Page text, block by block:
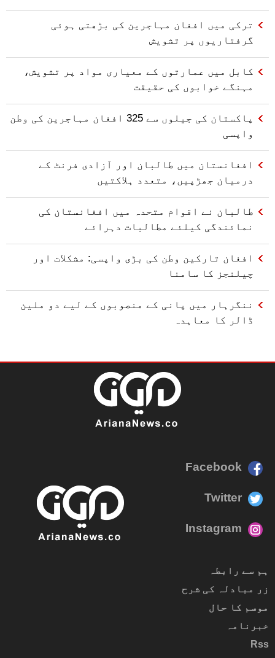
ترکی میں افغان مہاجرین کی بڑھتی ہوئی
گرفتاریوں پر تشویش
کابل میں عمارتوں کے معیاری مواد پر تشویش،
مہنگے خوابوں کی حقیقت
پاکستان کی جیلوں سے 325 افغان مہاجرین کی وطن
واپسی
افغانستان میں طالبان اور آزادی فرنٹ کے
درمیان جھڑپیں، متعدد ہلاکتیں
طالبان نے اقوام متحدہ میں افغانستان کی
نمائندگی کیلئے مطالبات دہرائے
افغان تارکین وطن کی بڑی واپسی: مشکلات اور
چیلنجز کا سامنا
ننگرہار میں پانی کے منصوبوں کے لیے دو ملین
ڈالر کا معاہدہ
Facebook
Twitter
Instagram
ہم سے رابطہ
زر مبادلہ کی شرح
موسم کا حال
خبرنامہ
Rss